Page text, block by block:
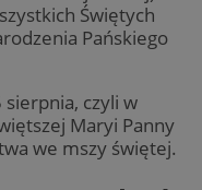
Świętych
Pańskiego
czyli w
Maryi Panny
we mszy świętej.